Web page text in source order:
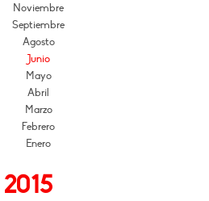
Noviembre
Septiembre
Agosto
Junio
Mayo
Abril
Marzo
Febrero
Enero
2015